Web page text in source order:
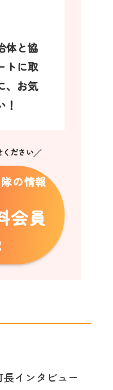
体と協
トに取
、お気
ください╱
の情報
会員
インタビュー